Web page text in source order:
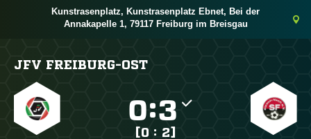
Kunstrasenplatz, Kunstrasenplatz Ebnet, Bei der
Annakapelle 1, 79117 Freiburg im Breisgau
JFV FREIBURG-OST
:
[0 : 2]